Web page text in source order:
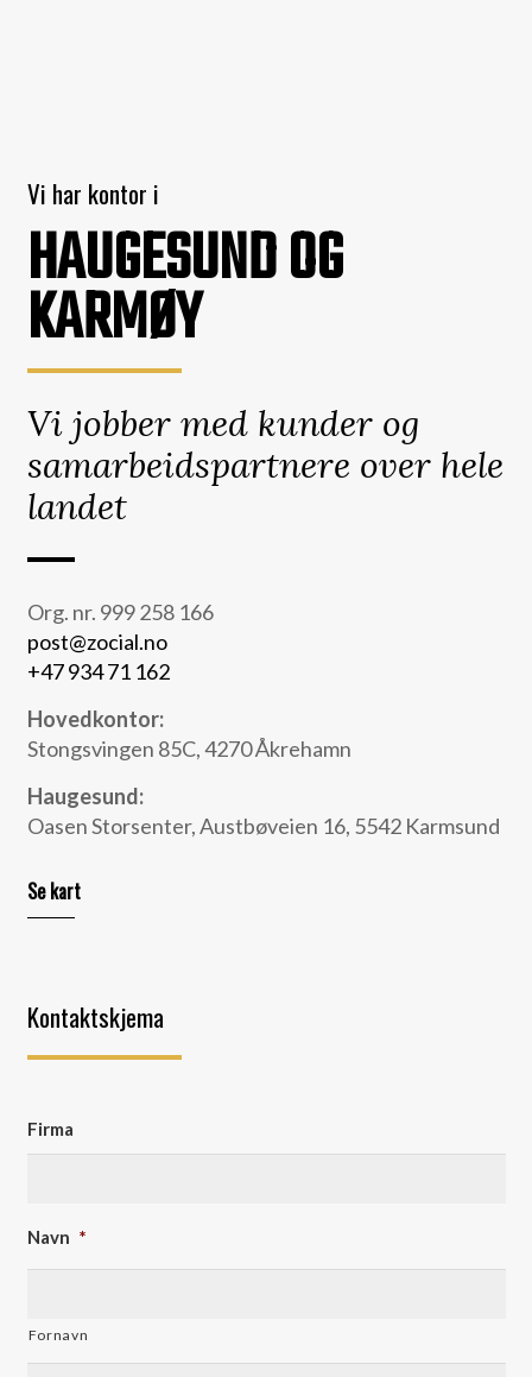
Vi har kontor i
HAUGESUND OG
KARMØY
Vi jobber med kunder og
samarbeidspartnere over hele
landet
Org. nr. 999 258 166
post@zocial.no
+47 934 71 162
Hovedkontor:
Stongsvingen 85C, 4270 Åkrehamn
Haugesund:
Oasen Storsenter, Austbøveien 16, 5542 Karmsund
Se kart
Kontaktskjema
Firma
Navn *
Fornavn